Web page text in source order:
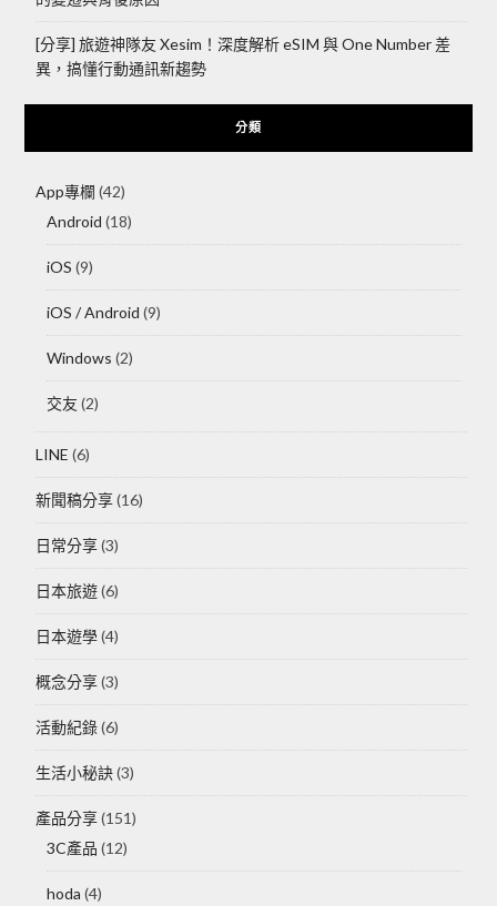
[分享] 旅遊神隊友 Xesim！深度解析 eSIM 與 One Number 差
異，搞懂行動通訊新趨勢
分類
App專欄 (42)
Android (18)
iOS (9)
iOS / Android (9)
Windows (2)
交友 (2)
LINE (6)
新聞稿分享(16)
日常分享(3)
日本旅遊(6)
日本遊學(4)
概念分享(3)
活動紀錄(6)
生活小秘訣(3)
產品分享(151)
3C產品 (12)
hoda (4)